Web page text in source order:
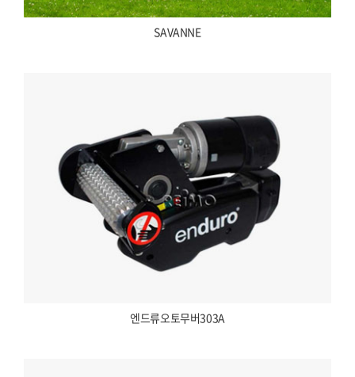
SAVANNE
엔드류오토무버303A